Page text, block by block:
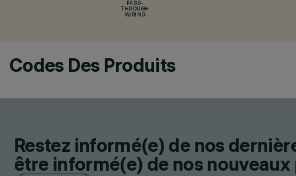
PASS-
THROUGH
WIRING
Codes Des Produits
Restez informé(e) de nos
être informé(e) de nos